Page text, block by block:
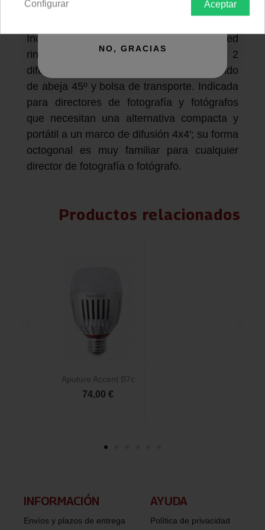
Incluye caja de luz, aro adaptador (speed
ring), difusor interno de 1.5 stops, 2
difusores externos de 1.5 y 2.5 stops, nido
de abeja 45º y bolsa de transporte. Indicada
para directores de fotografía y fotógrafos
que necesitan una alternativa compacta y
portátil a un marco de difusión 4x4'; su forma
octogonal es muy familiar para cualquier
director de fotografía o fotógrafo.
Productos relacionados
Aputure Accent B7c
74,00 €
INFORMACIÓN​
Envíos y plazos de entrega
AYUDA
Política de privacidad
Aceptar
Configurar
NO, GRACIAS